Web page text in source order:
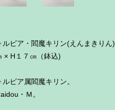
ルビア・閻魔キリン(えんまきりん)
× H１７㎝（鉢込)
ビア属閻魔キリン。
・Ｍ。